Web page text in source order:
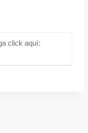
click aquí: